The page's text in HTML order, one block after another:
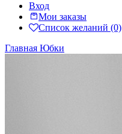
Вход
Мои заказы
Список желаний (0)
Главная Юбки